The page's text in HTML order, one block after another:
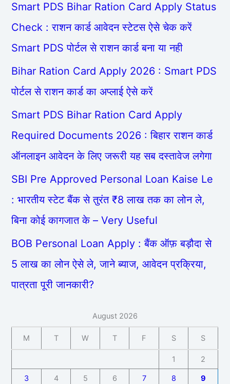
Smart PDS Bihar Ration Card Apply Status
Check : राशन कार्ड आवेदन स्टेटस ऐसे चेक करें
Smart PDS पोर्टल से राशन कार्ड बना या नही
Bihar Ration Card Apply 2026 : Smart PDS
पोर्टल से राशन कार्ड का अप्लाई ऐसे करें
Smart PDS Bihar Ration Card Apply
Required Documents 2026 : बिहार राशन कार्ड
ऑनलाइन आवेदन के लिए जरूरी यह सब दस्तावेज लगेगा
SBI Pre Approved Personal Loan Kaise Le
: भारतीय स्टेट बैंक से तुरंत ₹8 लाख तक का लोन ले,
बिना कोई कागजात के – Very Useful
BOB Personal Loan Apply : बैंक ऑफ़ बड़ौदा से
5 लाख का लोन ऐसे ले, जाने ब्याज, आवेदन प्रक्रिया,
पात्रता पूरी जानकारी?
August 2026
M T W T F S S
1 2
3 4 5 6 7 8 9